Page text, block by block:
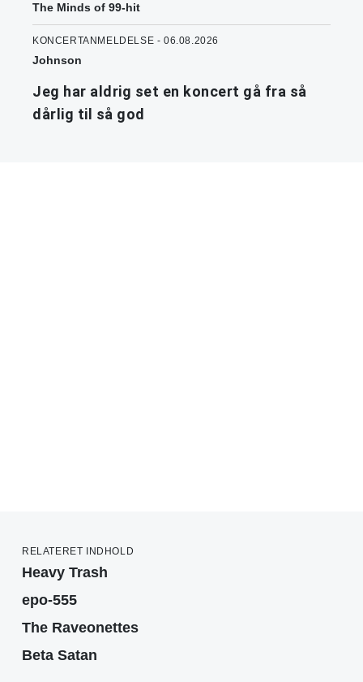
The Minds of 99-hit
KONCERTANMELDELSE - 06.08.2026
Johnson
Jeg har aldrig set en koncert gå fra så
dårlig til så god
RELATERET INDHOLD
Heavy Trash
epo-555
The Raveonettes
Beta Satan